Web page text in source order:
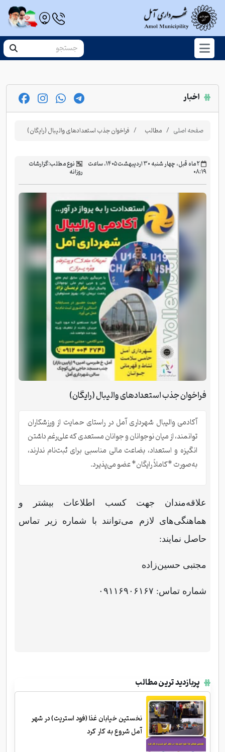
اخبار
صفحه اصلی مطالب فراخوان جذب استعدادهای والیبال (رایگان)
‫۲ ماه قبل، چهار شنبه ۳۰ اردیبهشت ۱۴۰۵، ساعت
۰۸:۱۹
نوع مطلب:گزارشات
روزانه
فراخوان جذب استعدادهای والیبال (رایگان)
آکادمی والیبال شهرداری آمل در راستای حمایت از ورزشکاران
توانمند، از میان نوجوانان و جوانان مستعدی که علی‌رغم داشتن
انگیزه و استعداد، بضاعت مالی مناسبی برای ثبت‌نام ندارند،
به‌صورت *کاملاً رایگان* عضو می‌پذیرد.
علاقه‌مندان جهت کسب اطلاعات بیشتر و
هماهنگی‌های لازم می‌توانند با شماره زیر تماس
حاصل نمایند:
مجتبی حسین‌زاده
شماره تماس: ۰۹۱۱۶۹۰۶۱۶۷
پربازدید ترین مطالب
نخستین خیابان غذا (فود استریت) در شهر
آمل شروع به کار کرد